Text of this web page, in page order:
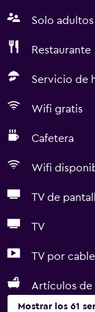
Solo adultos
Restaurante
Servicio de
Wifi gratis
Cafetera
Wifi
TV de
TV
TV por
Artículos de
Mostrar los 61